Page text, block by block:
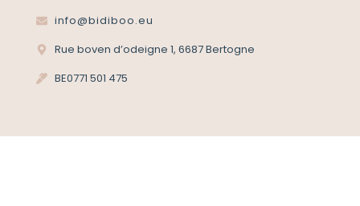
info@bidiboo.eu
Rue boven d’odeigne 1, 6687 Bertogne
BE0771 501 475